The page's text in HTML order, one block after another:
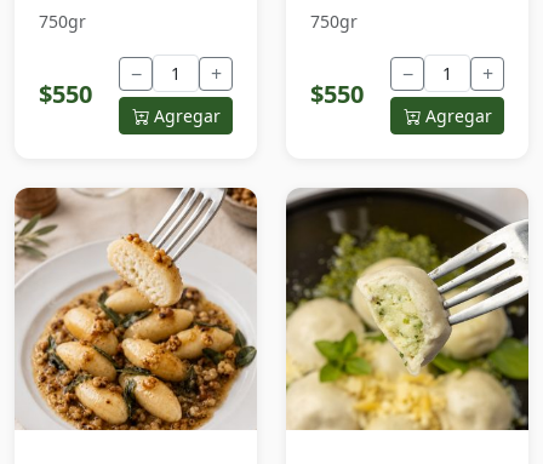
750gr
$550
− +
Agregar
750gr
$550
− +
Agregar